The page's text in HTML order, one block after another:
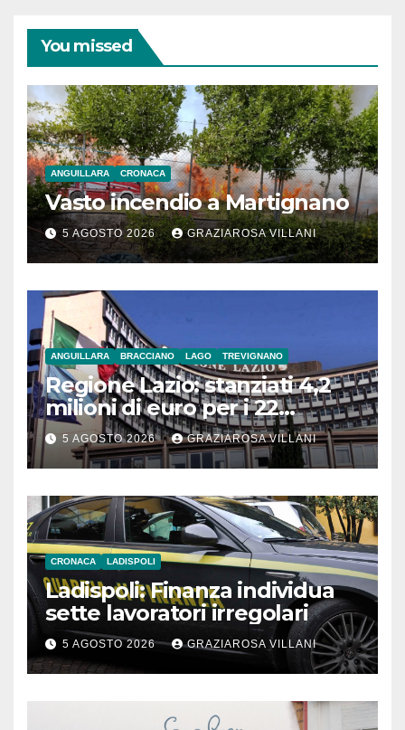
You missed
ANGUILLARA CRONACA
Vasto incendio a Martignano
5 AGOSTO 2026 GRAZIAROSA VILLANI
ANGUILLARA BRACCIANO LAGO TREVIGNANO
Regione Lazio: stanziati 4,2
milioni di euro per i 22
Comuni dell’Etruria
Meridionale
5 AGOSTO 2026 GRAZIAROSA VILLANI
CRONACA LADISPOLI
Ladispoli: Finanza individua
sette lavoratori irregolari
5 AGOSTO 2026 GRAZIAROSA VILLANI